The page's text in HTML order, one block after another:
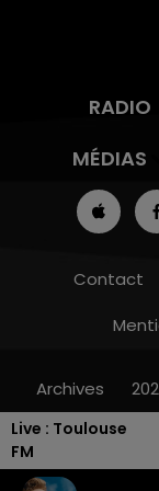
Live : Toulouse
FM
RADIO
MÉDIAS
Contact
Archives